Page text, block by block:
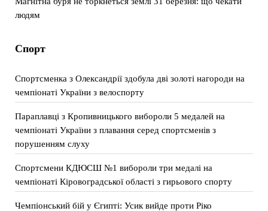
людям
Спорт
Спортсменка з Олександрії здобула дві золоті нагороди на
чемпіонаті України з велоспорту
Параплавці з Кропивницького вибороли 5 медалей на
чемпіонаті України з плавання серед спортсменів з
порушенням слуху
Спортсмени КДЮСШ №1 вибороли три медалі на
чемпіонаті Кіровоградської області з гирьового спорту
Чемпіонський бій у Єгипті: Усик вийде проти Ріко